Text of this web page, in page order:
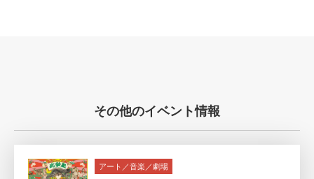
その他のイベント情報
アート／音楽／劇場